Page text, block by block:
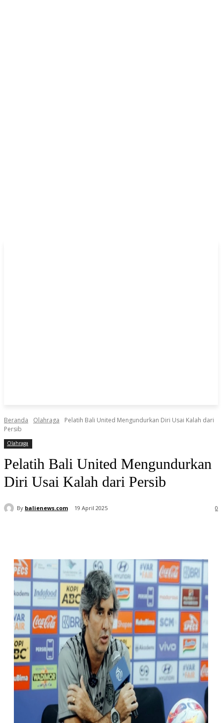
Beranda Olahraga
Pelatih Bali United Mengundurkan Diri Usai Kalah dari
Persib
Olahraga
Pelatih Bali United Mengundurkan
Diri Usai Kalah dari Persib
By balienews.com 19 April 2025 0